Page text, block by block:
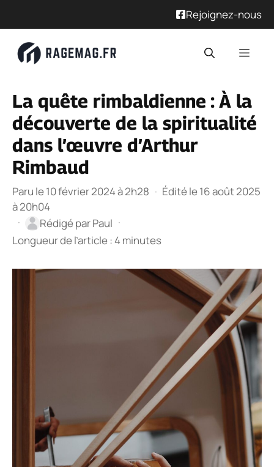
Rejoignez-nous
La quête rimbaldienne : À la
découverte de la spiritualité
dans l’œuvre d’Arthur
Rimbaud
Paru le 10 février 2024 à 2h28 · Édité le 16 août 2025
à 20h04
·
Rédigé parPaul ·
Longueur de l’article : 4 minutes